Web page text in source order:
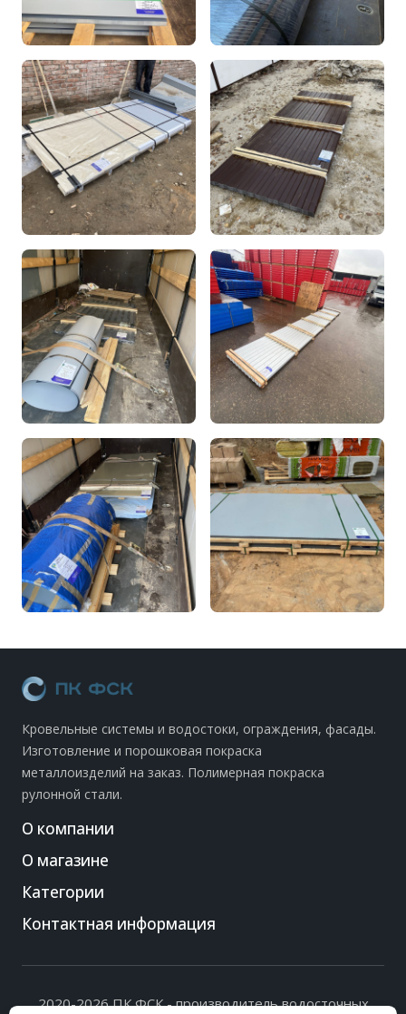
Кровельные системы и водостоки, ограждения, фасады.
Изготовление и порошковая покраска
металлоизделий на заказ. Полимерная покраска
рулонной стали.
О компании
О магазине
Категории
Контактная информация
2020-2026 ПК ФСК - производитель водосточных